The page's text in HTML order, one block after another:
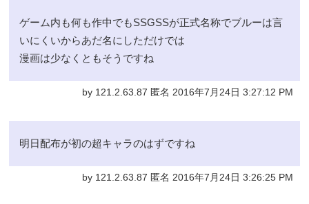
ゲーム内も何も作中でもSSGSSが正式名称でブルーは言
いにくいからあだ名にしただけでは
漫画は少なくともそうですね
by 121.2.63.87 匿名 2016年7月24日 3:27:12 PM
明日配布が初の超キャラのはずですね
by 121.2.63.87 匿名 2016年7月24日 3:26:25 PM